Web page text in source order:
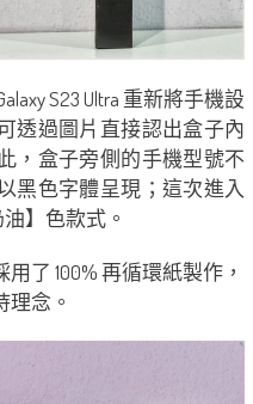
S23 Ultra 重新將手機設
透過圖片直接認出盒子內
，盒子旁側的手機型號不
黑色字體呈現；這次進入
】色款式。
了 100% 再循環紙製作，
念。